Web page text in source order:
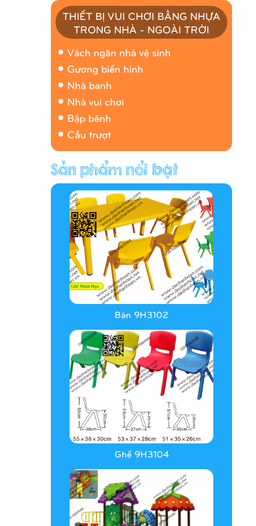
THIẾT BỊ VUI CHƠI BẰNG NHỰA
TRONG NHÀ - NGOÀI TRỜI
Vách ngăn nhà vệ sinh
Gương biến hình
Nhà banh
Nhà vui chơi
Bập bênh
Cầu trượt
Nhà banh 9H5408
Hàng rào/nhà banh 9H5412
Bàn 9H3102
Ghế 9H3104